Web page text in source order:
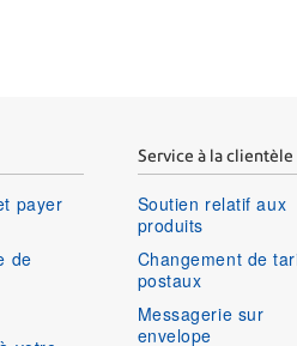
payer
de
Service à la clientèle
Soutien relatif aux
produits
Changement de
postaux
Messagerie sur
envelope